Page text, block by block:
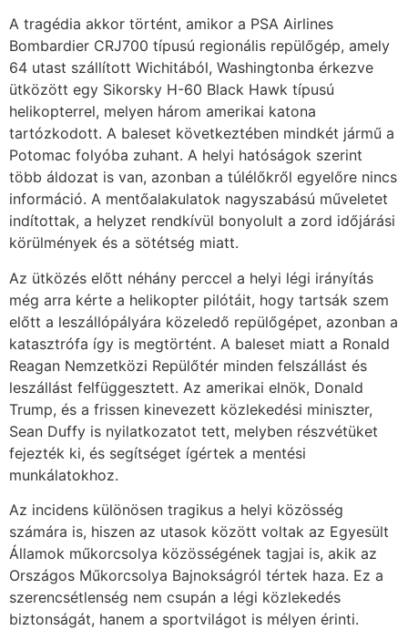
A tragédia akkor történt, amikor a PSA Airlines
Bombardier CRJ700 típusú regionális repülőgép, amely
64 utast szállított Wichitából, Washingtonba érkezve
ütközött egy Sikorsky H-60 Black Hawk típusú
helikopterrel, melyen három amerikai katona
tartózkodott. A baleset következtében mindkét jármű a
Potomac folyóba zuhant. A helyi hatóságok szerint
több áldozat is van, azonban a túlélőkről egyelőre nincs
információ. A mentőalakulatok nagyszabású műveletet
indítottak, a helyzet rendkívül bonyolult a zord időjárási
körülmények és a sötétség miatt.
Az ütközés előtt néhány perccel a helyi légi irányítás
még arra kérte a helikopter pilótáit, hogy tartsák szem
előtt a leszállópályára közeledő repülőgépet, azonban a
katasztrófa így is megtörtént. A baleset miatt a Ronald
Reagan Nemzetközi Repülőtér minden felszállást és
leszállást felfüggesztett. Az amerikai elnök, Donald
Trump, és a frissen kinevezett közlekedési miniszter,
Sean Duffy is nyilatkozatot tett, melyben részvétüket
fejezték ki, és segítséget ígértek a mentési
munkálatokhoz.
Az incidens különösen tragikus a helyi közösség
számára is, hiszen az utasok között voltak az Egyesült
Államok műkorcsolya közösségének tagjai is, akik az
Országos Műkorcsolya Bajnokságról tértek haza. Ez a
szerencsétlenség nem csupán a légi közlekedés
biztonságát, hanem a sportvilágot is mélyen érinti.